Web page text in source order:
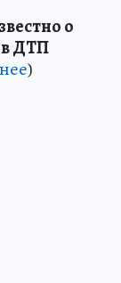
о
в ДТП
)